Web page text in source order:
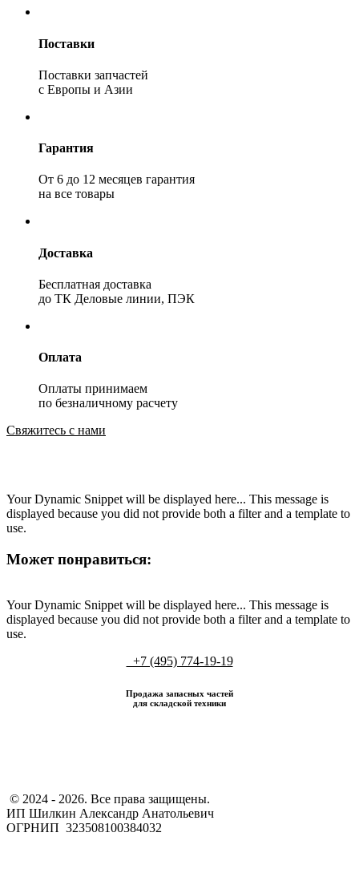
Поставки
Поставки запчастей
с Европы и Азии
Гарантия
От 6 до 12 месяцев гарантия
на все товары
Доставка
Бесплатная доставка
до ТК Деловые линии, ПЭК
Оплата
Оплаты принимаем
по безналичному расчету
Свяжитесь с нами
Your Dynamic Snippet will be displayed here... This message is
displayed because you did not provide both a filter and a template to
use.
Может понравиться:
Your Dynamic Snippet will be displayed here... This message is
displayed because you did not provide both a filter and a template to
use.
+7 (495) 774-19-19
Продажа запасных частей
для складской техники
​ © 2024 - 2026. Все права защищены.
ИП Шилкин Александр Анатольевич
ОГРНИП 323508100384032